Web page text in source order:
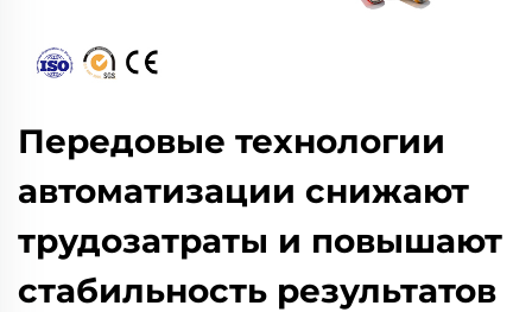
Передовые технологии
автоматизации снижают
трудозатраты и повышают
стабильность результатов